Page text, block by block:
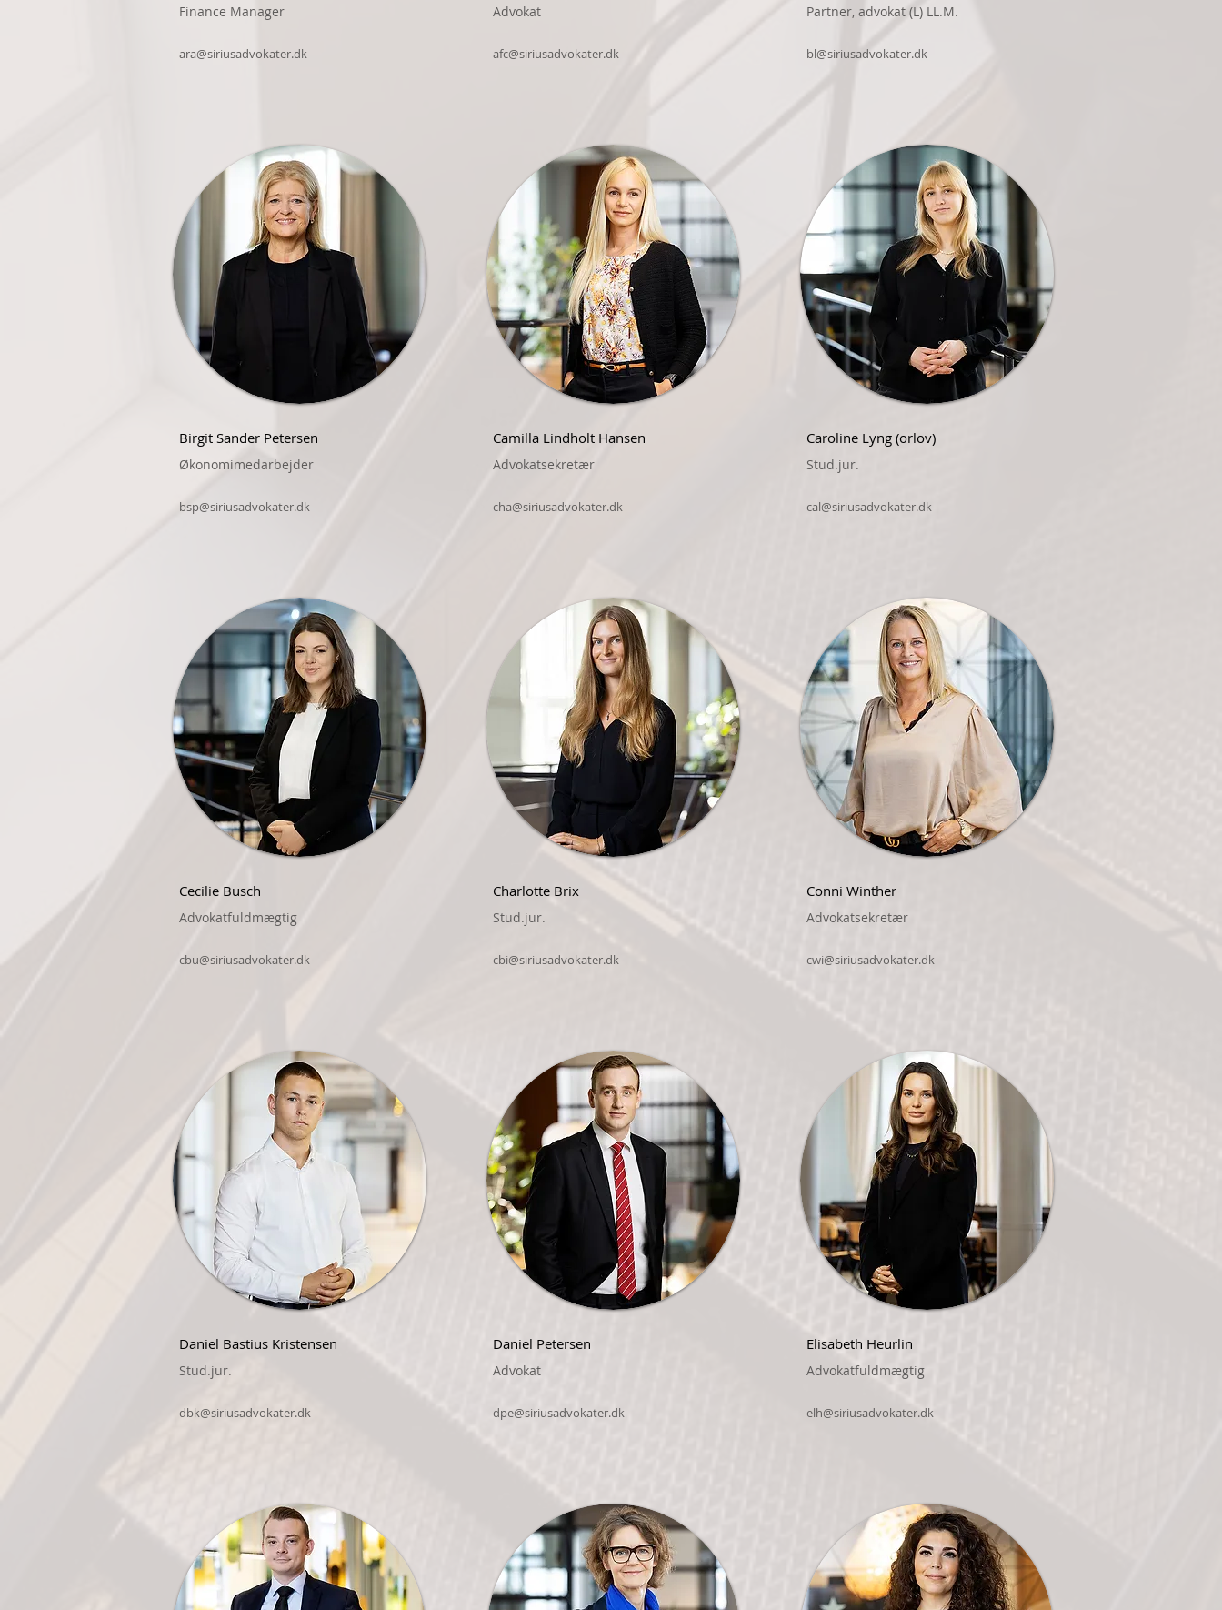
Finance Manager
ara@siriusadvokater.dk
Birgit Sander Petersen
Økonomimedarbejder
bsp@siriusadvokater.dk
Cecilie Busch
Advokatfuldmægtig
cbu@siriusadvokater.dk
Daniel Bastius Kristensen
Stud.jur.
dbk@siriusadvokater.dk
Advokat
afc@siriusadvokater.dk
Camilla Lindholt Hansen
Advokatsekretær
cha@siriusadvokater.dk
Charlotte Brix
Stud.jur.
cbi@siriusadvokater.dk
Daniel Petersen
Advokat
dpe@siriusadvokater.dk
Partner, advokat (L) LL.M.
bl@siriusadvokater.dk
Caroline Lyng (orlov)
Stud.jur.
cal@siriusadvokater.dk
Conni Winther
Advokatsekretær
cwi@siriusadvokater.dk
Elisabeth Heurlin
Advokatfuldmægtig
elh@siriusadvokater.dk